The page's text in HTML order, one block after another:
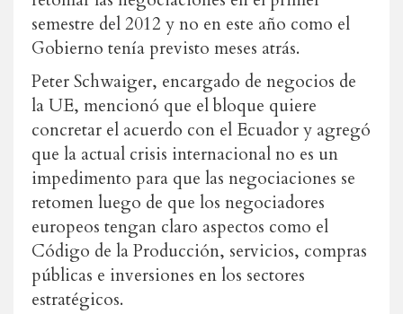
semestre del 2012 y no en este año como el
Gobierno tenía previsto meses atrás.
Peter Schwaiger, encargado de negocios de
la UE, mencionó que el bloque quiere
concretar el acuerdo con el Ecuador y agregó
que la actual crisis internacional no es un
impedimento para que las negociaciones se
retomen luego de que los negociadores
europeos tengan claro aspectos como el
Código de la Producción, servicios, compras
públicas e inversiones en los sectores
estratégicos.